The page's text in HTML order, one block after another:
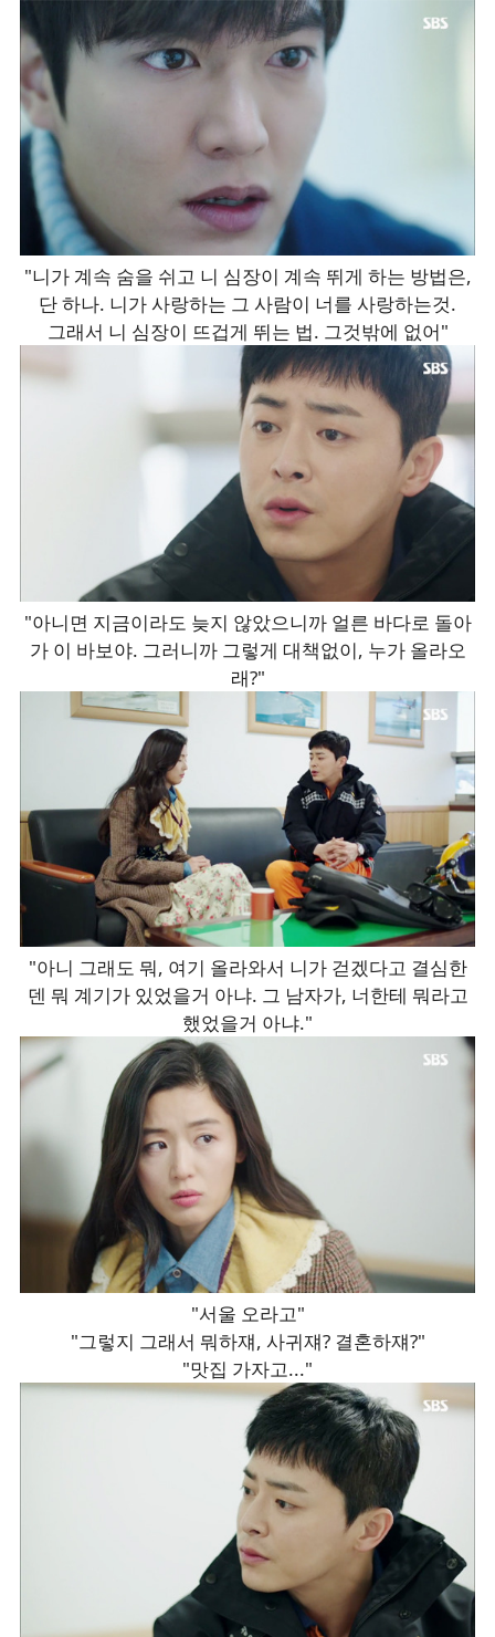
"니가 계속 숨을 쉬고 니 심장이 계속 뛰게 하는 방법은,
단 하나. 니가 사랑하는 그 사람이 너를 사랑하는것.
그래서 니 심장이 뜨겁게 뛰는 법. 그것밖에 없어"
"아니면 지금이라도 늦지 않았으니까 얼른 바다로 돌아
가 이 바보야. 그러니까 그렇게 대책없이, 누가 올라오
래?"
"아니 그래도 뭐, 여기 올라와서 니가 걷겠다고 결심한
덴 뭐 계기가 있었을거 아냐. 그 남자가, 너한테 뭐라고
했었을거 아냐."
"서울 오라고"
"그렇지 그래서 뭐하쟤, 사귀쟤? 결혼하쟤?"
"맛집 가자고..."